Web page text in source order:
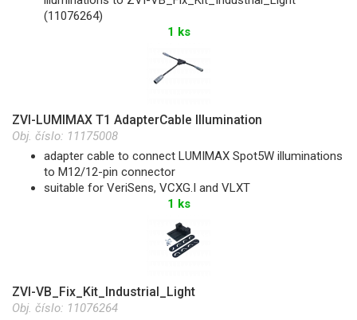
(11076264)
1 ks
ZVI-LUMIMAX T1 AdapterCable Illumination
Obj. číslo: 11175008
adapter cable to connect LUMIMAX Spot5W illuminations
to M12/12-pin connector
suitable for VeriSens, VCXG.I and VLXT
1 ks
ZVI-VB_Fix_Kit_Industrial_Light
Obj. číslo: 11076264